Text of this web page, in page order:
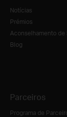
Notícias
Prémios
Aconselhamento de
Blog
Parceiros
Programa de